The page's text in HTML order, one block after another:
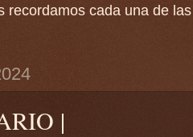
recordamos cada una de
|